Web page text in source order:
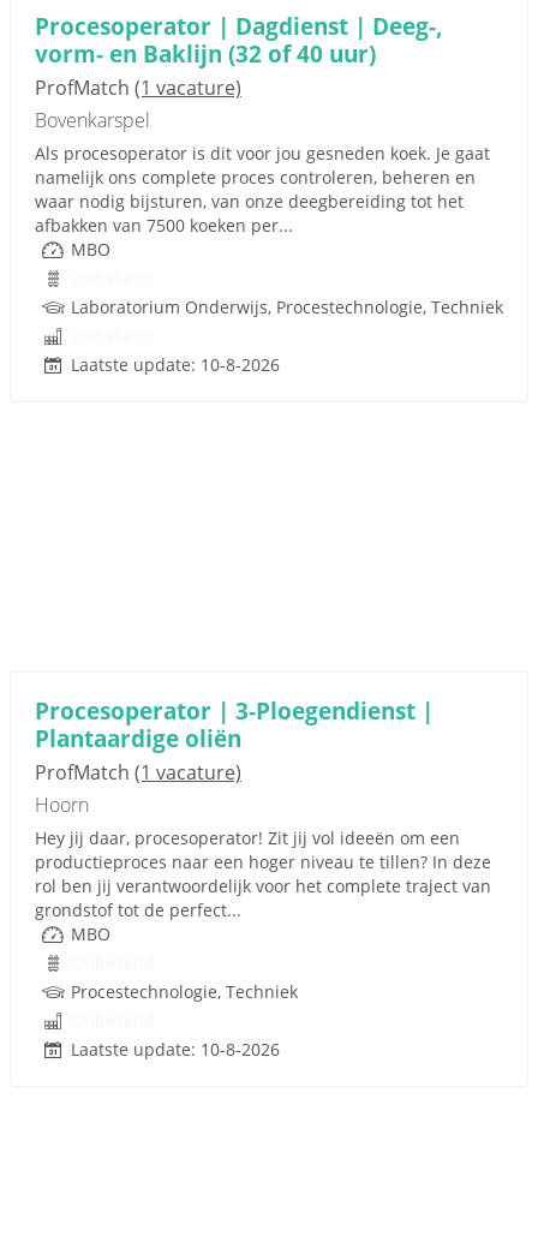
Procesoperator | Dagdienst | Deeg-,
vorm- en Baklijn (32 of 40 uur)
ProfMatch (1 vacature)
Bovenkarspel
Als procesoperator is dit voor jou gesneden koek. Je gaat
namelijk ons complete proces controleren, beheren en
waar nodig bijsturen, van onze deegbereiding tot het
afbakken van 7500 koeken per...
MBO
Laboratorium Onderwijs, Procestechnologie, Techniek
Laatste update: 10-8-2026
Procesoperator | 3-Ploegendienst |
Plantaardige oliën
ProfMatch (1 vacature)
Hoorn
Hey jij daar, procesoperator! Zit jij vol ideeën om een
productieproces naar een hoger niveau te tillen? In deze
rol ben jij verantwoordelijk voor het complete traject van
grondstof tot de perfect...
MBO
Procestechnologie, Techniek
Laatste update: 10-8-2026